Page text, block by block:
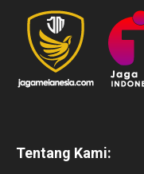
Tentang Kami: